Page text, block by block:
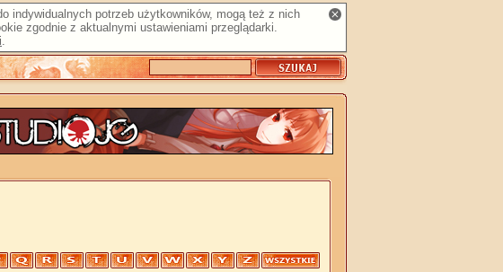
indywidualnych potrzeb użytkowników, mogą też z nich
zgodnie z aktualnymi ustawieniami przeglądarki.
.